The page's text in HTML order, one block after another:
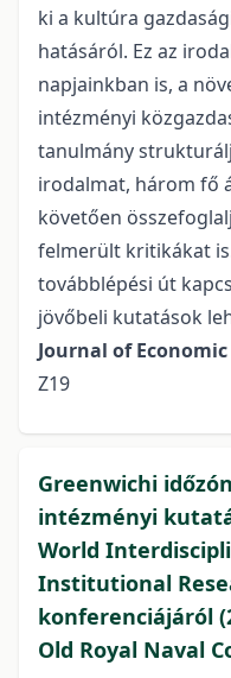
ki a kultúra
hatásáról. Ez az
napjainkban is, a
intézményi
tanulmány
irodalmat, három fő
követően
felmerült kritikákat
továbblépési út
jövőbeli kutatások
Journal of
Z19
Greenwichi
intézményi
World
Institutional
konferenciájáról
Old Royal Naval